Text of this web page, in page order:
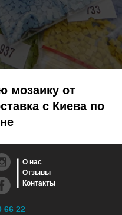
мозаику от
с Киева по
66 22
О нас
Отзывы
Контакты